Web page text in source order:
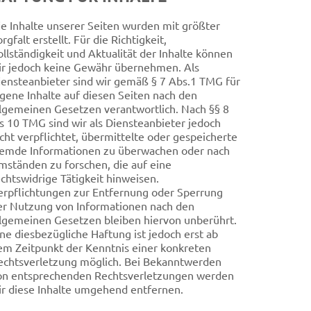
Inhalte unserer Seiten wurden mit größter
erstellt. Für die Richtigkeit,
und Aktualität der Inhalte können
jedoch keine Gewähr übernehmen. Als
sind wir gemäß § 7 Abs.1 TMG für
Inhalte auf diesen Seiten nach den
Gesetzen verantwortlich. Nach §§ 8
10 TMG sind wir als Diensteanbieter jedoch
verpflichtet, übermittelte oder gespeicherte
Informationen zu überwachen oder nach
zu forschen, die auf eine
Tätigkeit hinweisen.
zur Entfernung oder Sperrung
Nutzung von Informationen nach den
Gesetzen bleiben hiervon unberührt.
diesbezügliche Haftung ist jedoch erst ab
Zeitpunkt der Kenntnis einer konkreten
möglich. Bei Bekanntwerden
entsprechenden Rechtsverletzungen werden
diese Inhalte umgehend entfernen.